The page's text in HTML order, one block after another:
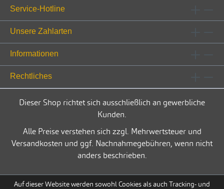
Service-Hotline
Unsere Zahlarten
Informationen
Rechtliches
Dieser Shop richtet sich ausschließlich an gewerbliche
Kunden.
Alle Preise verstehen sich zzgl. Mehrwertsteuer und
Versandkosten und ggf. Nachnahmegebühren, wenn nicht
anders beschrieben.
Auf dieser Website werden sowohl Cookies als auch Tracking- und